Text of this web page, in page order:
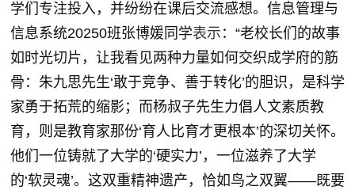
学们专注投入，并纷纷在课后交流感想。信息管理与
信息系统20250班张博媛同学表示 ：“老校长们的故事
如时光切片，让我看见两种力量如何交织成学府的筋
骨：朱九思先生‘敢于竞争、善于转化’的胆识，是科学
家勇于拓荒的缩影；而杨叔子先生力倡人文素质教
育，则是教育家那份‘育人比育才更根本’的深切关怀。
他们一位铸就了大学的‘硬实力’，一位滋养了大学
的‘软灵魂’。这双重精神遗产，恰如鸟之双翼——既要